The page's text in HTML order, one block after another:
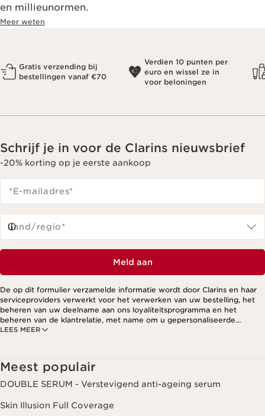
en millieunormen.
Meer weten
Gratis verzending bij
bestellingen vanaf €70
Verdien 10 punten per
euro en wissel ze in
voor beloningen
Schrijf je in voor de Clarins nieuwsbrief
-20% korting op je eerste aankoop
*E-mailadres*
Land/regio*
Meld aan
LEES MEER
De op dit formulier verzamelde informatie wordt door Clarins en haar
serviceproviders verwerkt voor het verwerken van uw bestelling, het
beheren van uw deelname aan ons loyaliteitsprogramma en het
beheren van de klantrelatie, met name om u gepersonaliseerde
aanbiedingen te kunnen sturen op basis van uw eerdere aankopen en
Meest populair
DOUBLE SERUM - Verstevigend anti-ageing serum
Skin Illusion Full Coverage